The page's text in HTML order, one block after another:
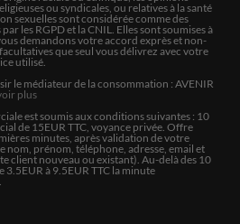
Vanessa tout ce que tu ma dis
recommande car Vanessa est
merci beaucoup Vanessa
ou syndicales, ou relatives à la santé
sexuelles sont considérée comme des
les RGPD et la CNIL. Elles sont soumises à
demandons votre accord exprès et non-
que seul vous délivrez avec votre
utilisé.
le médiateur de la consommation : AVENIR
plus
est soumis aux conditions suivantes : 10
de 15EUR TTC, voyance privée. Offre
minutes, après validation de votre
prénom, téléphone, adresse, email et
client nouveau ou existant). Au-delà des 10
à 9.5EUR TTC la minute